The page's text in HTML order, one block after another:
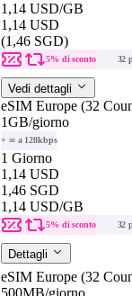
1,14 USD/GB
1,14 USD
(1,46 SGD)
5% di sconto
32
Vedi dettagli
eSIM Europe (32
1GB/giorno
+ ∞ a 128kbps
1 Giorno
1,14 USD
1,46 SGD
1,14 USD/GB
5% di sconto
32
Dettagli
eSIM Europe (32
500MB/giorno